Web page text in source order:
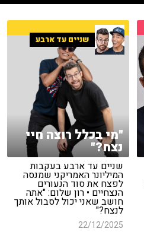
שניים עד ארבע
"מי בכלל רוצה חיי
נצח?"
שניים עד ארבע בעקבות
המיליונר האמריקני שמנסה
לפצח את סוד הנעורים
הנצחיים • רון שלום: "אתה
חושב שאני יכול לסבול אותך
לנצח?"
22/12/2025